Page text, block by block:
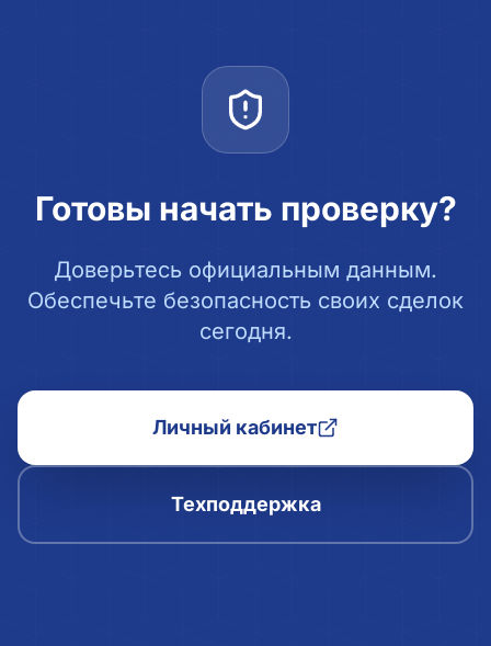
Готовы начать проверку?
Доверьтесь официальным данным.
Обеспечьте безопасность своих сделок
сегодня.
Личный кабинет
Техподдержка